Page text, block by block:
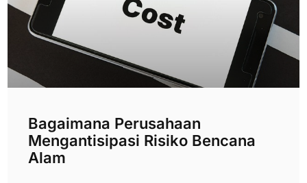
Bagaimana Perusahaan
Mengantisipasi Risiko Bencana
Alam